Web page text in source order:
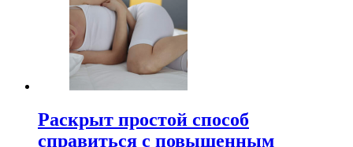
Раскрыт простой способ
справиться с повышенным